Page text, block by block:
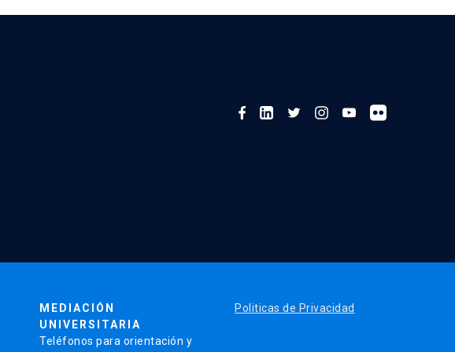
Género
la
MEDIACIÓN
UNIVERSITARIA
Teléfonos para orientación y
Politicas de Privacidad